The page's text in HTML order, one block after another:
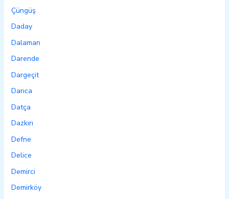
Çüngüş
Daday
Dalaman
Darende
Dargeçit
Darıca
Datça
Dazkırı
Defne
Delice
Demirci
Demirköy